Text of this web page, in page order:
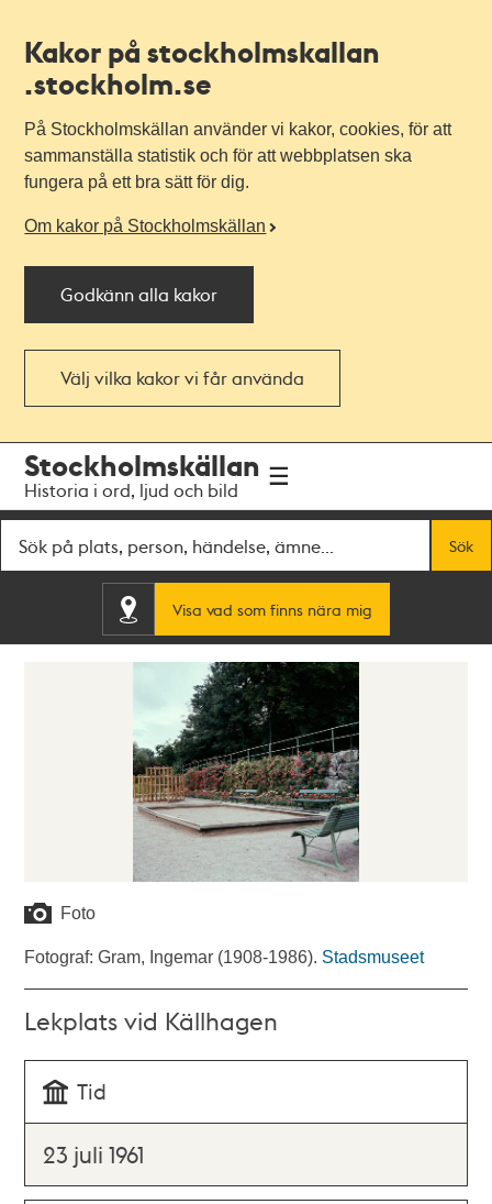
Kakor på stockholmskallan
.stockholm.se
På Stockholmskällan använder vi kakor, cookies, för att
sammanställa statistik och för att webbplatsen ska
fungera på ett bra sätt för dig.
Om kakor på Stockholmskällan
Godkänn alla kakor
Välj vilka kakor vi får använda
navigationen
huvudinnehållet
Stockholmskällan
Historia i ord, ljud och bild
Sök
Visa vad som finns nära mig
Foto
Fotograf: Gram, Ingemar (1908-1986). Stadsmuseet
Lekplats vid Källhagen
Tid
23 juli 1961